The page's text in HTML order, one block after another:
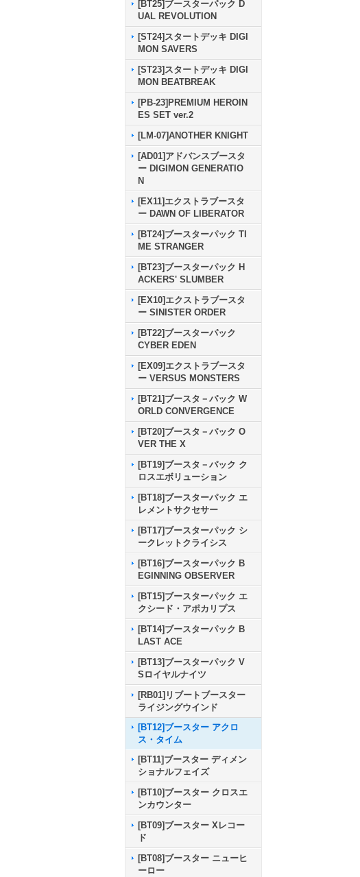
[BT25]ブースターパック D
UAL REVOLUTION
[ST24]スタートデッキ DIGI
MON SAVERS
[ST23]スタートデッキ DIGI
MON BEATBREAK
[PB-23]PREMIUM HEROIN
ES SET ver.2
[LM-07]ANOTHER KNIGHT
[AD01]アドバンスブースタ
ー DIGIMON GENERATIO
N
[EX11]エクストラブースタ
ー DAWN OF LIBERATOR
[BT24]ブースターパック TI
ME STRANGER
[BT23]ブースターパック H
ACKERS' SLUMBER
[EX10]エクストラブースタ
ー SINISTER ORDER
[BT22]ブースターパック
CYBER EDEN
[EX09]エクストラブースタ
ー VERSUS MONSTERS
[BT21]ブースタ－パック W
ORLD CONVERGENCE
[BT20]ブースタ－パック O
VER THE X
[BT19]ブースタ－パック ク
ロスエボリューション
[BT18]ブースターパック エ
レメントサクセサー
[BT17]ブースターパック シ
ークレットクライシス
[BT16]ブースターパック B
EGINNING OBSERVER
[BT15]ブースターパック エ
クシード・アポカリプス
[BT14]ブースターパック B
LAST ACE
[BT13]ブースターパック V
Sロイヤルナイツ
[RB01]リブートブースター
ライジングウインド
[BT12]ブースター アクロ
ス・タイム
[BT11]ブースター ディメン
ショナルフェイズ
[BT10]ブースター クロスエ
ンカウンター
[BT09]ブースター Xレコー
ド
[BT08]ブースター ニューヒ
ーロー